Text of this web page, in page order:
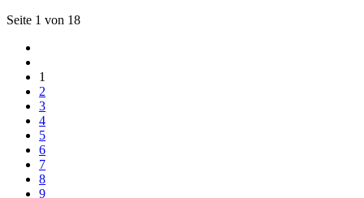
Seite 1 von 18
1
2
3
4
5
6
7
8
9